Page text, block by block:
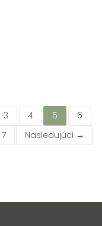
3 4 5 (current)
6
7
Nasledujúci →